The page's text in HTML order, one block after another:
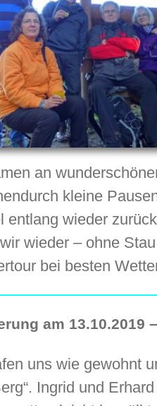
an
kleine
entlang wieder
wieder – ohne
bei besten
am 13.10.2019
uns wie gewohnt
Ingrid und